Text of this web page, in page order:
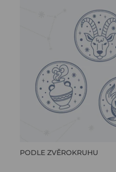
PODLE ZVĚROKRUHU